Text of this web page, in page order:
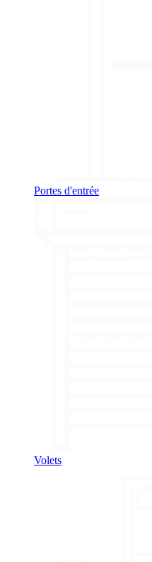
Portes d'entrée
Volets